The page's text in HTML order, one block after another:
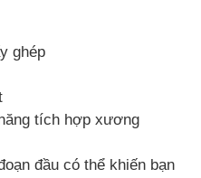
ghép
tích hợp xương
đầu có thể khiến bạn